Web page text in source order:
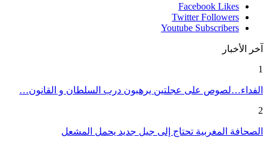
Facebook Likes
Twitter Followers
Youtube Subscribers
آخر الأخبار
1
الفداء…لصوص على عجلتين يرهبون درب السلطان و القانون…
2
الصحافة المغربية تحتاج إلى جيل جديد يحمل المشعل